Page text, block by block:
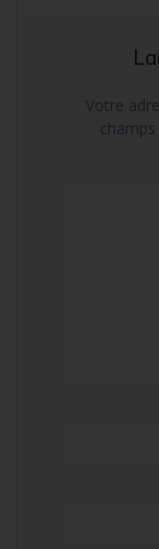
Votre